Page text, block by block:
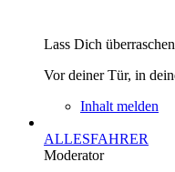
Lass Dich überraschen
Vor deiner Tür, in
Inhalt melden
ALLESFAHRER
Moderator